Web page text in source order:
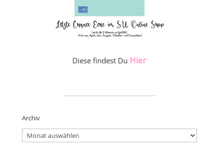
Diese findest Du Hier
Archiv
Archiv